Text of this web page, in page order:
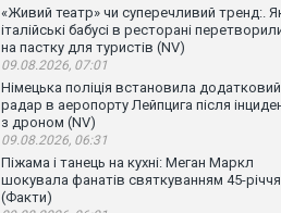
«Живий театр» чи суперечливий тренд:.
італійські бабусі в ресторані
на пастку для туристів (NV)
09.08.2026, 07:01
Німецька поліція встановила додатковий
радар в аеропорту Лейпцига після
з дроном (NV)
09.08.2026, 06:31
Піжама і танець на кухні: Меган Маркл
шокувала фанатів святкуванням 45-річчя
(Факти)